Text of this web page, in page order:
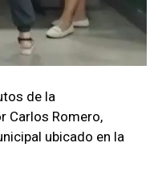
de la
Carlos Romero,
ubicado en la